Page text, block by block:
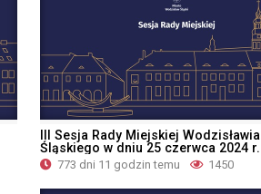
III Sesja Rady Miejskiej Wodzisławia
Śląskiego w dniu 25 czerwca 2024 r.
773 dni 11 godzin temu 1450